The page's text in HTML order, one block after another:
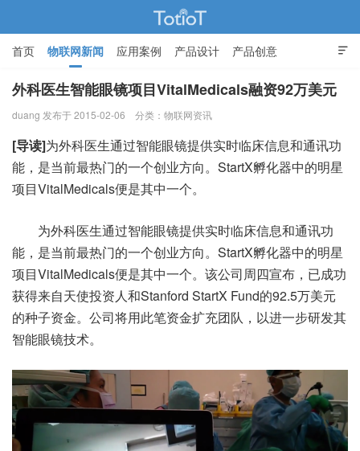

首页 物联网新闻 应用案例 产品设计 产品创意
智能家居
外科医生智能眼镜项目VitalMedicals融资92万美元
duang 发布于 2015-02-06 分类： 物联网资讯
[导读]为外科医生通过智能眼镜提供实时临床信息和通讯功
能，是当前最热门的一个创业方向。StartX孵化器中的明星
项目VitalMedicals便是其中一个。
为外科医生通过智能眼镜提供实时临床信息和通讯功
能，是当前最热门的一个创业方向。StartX孵化器中的明星
项目VitalMedicals便是其中一个。该公司周四宣布，已成功
获得来自天使投资人和Stanford StartX Fund的92.5万美元
的种子资金。公司将用此笔资金扩充团队，以进一步研发其
智能眼镜技术。